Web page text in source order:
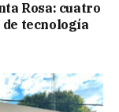
Rosa: cuatro
tecnología